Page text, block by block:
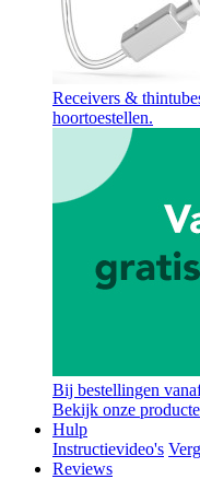
Receivers &
hoortoestellen.
Bij bestellingen
Bekijk onze
Hulp
Instructievideo's
Reviews